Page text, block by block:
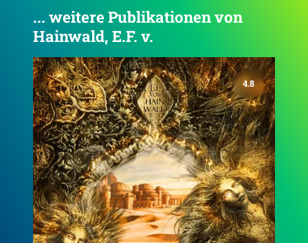
... weitere Publikationen von
Hainwald, E.F. v.
4.6